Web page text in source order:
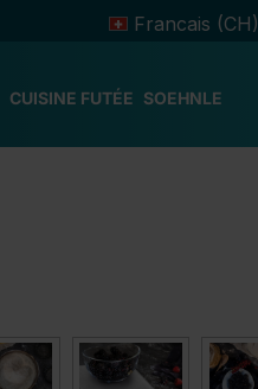
Francais (CH)
CUISINE FUTÉE SOEHNLE